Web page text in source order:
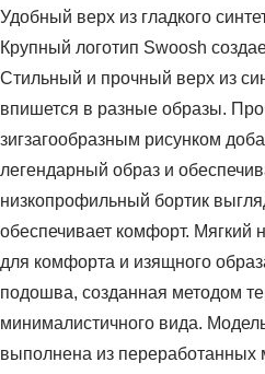
Удобный верх из гладкого
Крупный логотип Swoosh
Стильный и прочный верх из
впишется в разные образы.
зигзагообразным рисунком
легендарный образ и
низкопрофильный бортик
обеспечивает комфорт. Мягкий
для комфорта и изящного
подошва, созданная методом
минималистичного вида.
выполнена из переработанных